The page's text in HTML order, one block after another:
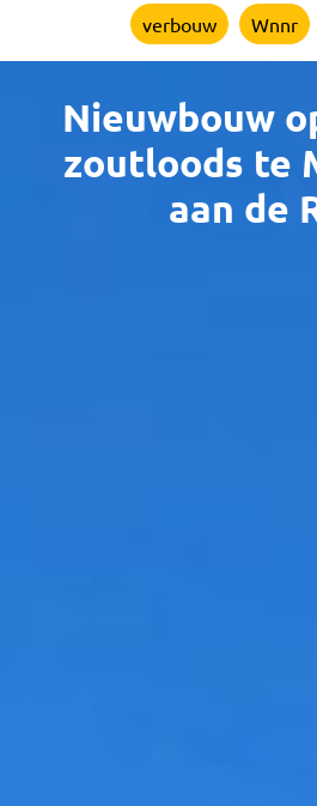
verbouw
Wnnr
Nieuwbouw
zoutloods te
aan de